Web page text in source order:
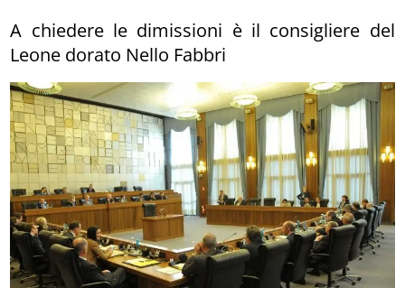
A chiedere le dimissioni è il consigliere del
Leone dorato Nello Fabbri